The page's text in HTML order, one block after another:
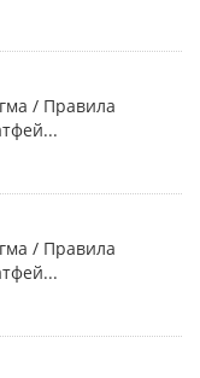
/ Правила
/ Правила